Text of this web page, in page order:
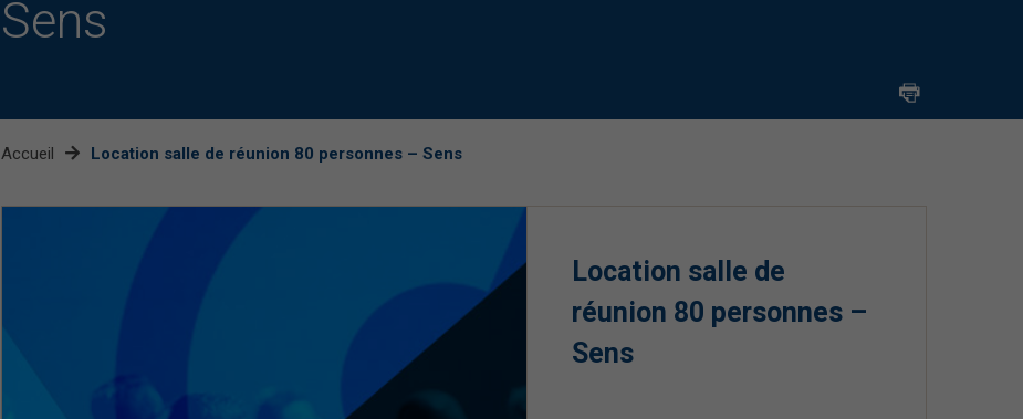
Sens
Accueil Location salle de réunion 80 personnes – Sens
Location salle de
réunion 80 personnes –
Sens